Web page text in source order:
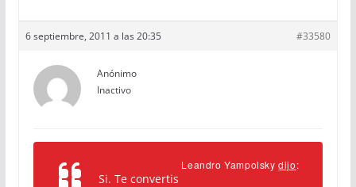
6 septiembre, 2011 a las 20:35 #33580
Anónimo
Inactivo
Leandro Yampolskydijo:
Si. Te convertis